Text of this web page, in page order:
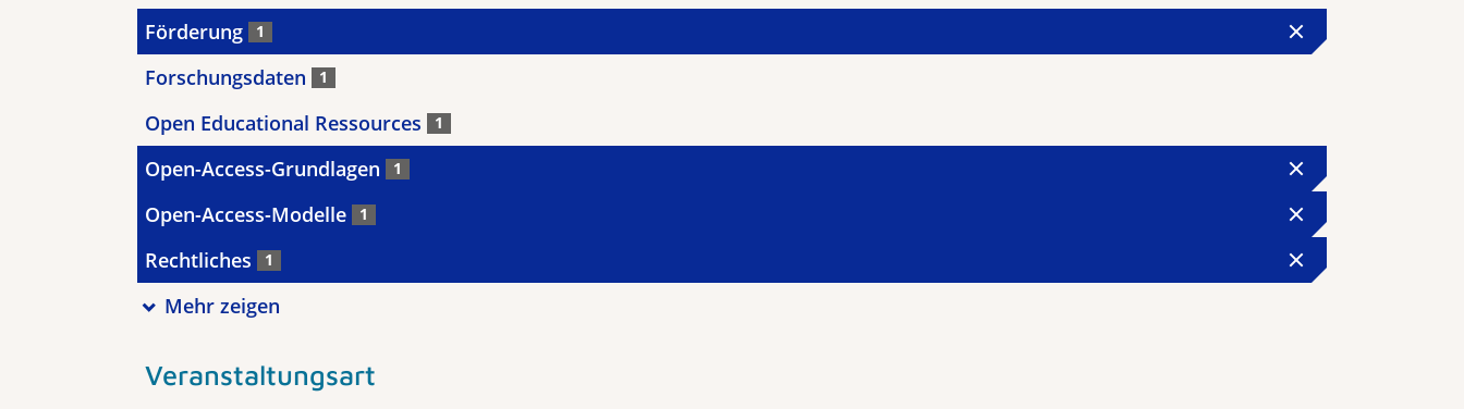
Förderung 1
Forschungsdaten 1
Open Educational Ressources 1
Open-Access-Grundlagen 1
Open-Access-Modelle 1
Rechtliches 1
Mehr zeigen
Veranstaltungsart